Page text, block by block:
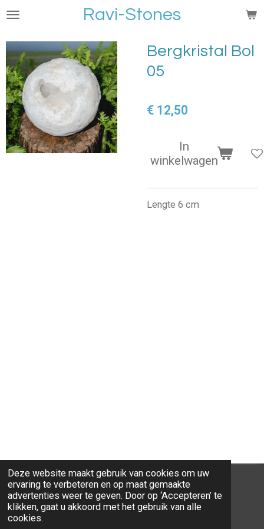
Deze website maakt gebruik van cookies om uw
ervaring te verbeteren en op maat gemaakte
advertenties weer te geven. Door op ‘Accepteren’ te
klikken, gaat u akkoord met het gebruik van alle
cookies.
Ga
naar
de
hoofdinhoud
Ravi-Stones
Bergkristal Bol
05
€ 12,50
In
winkelwagen
Lengte 6 cm
© 2026 Ravi-Stones